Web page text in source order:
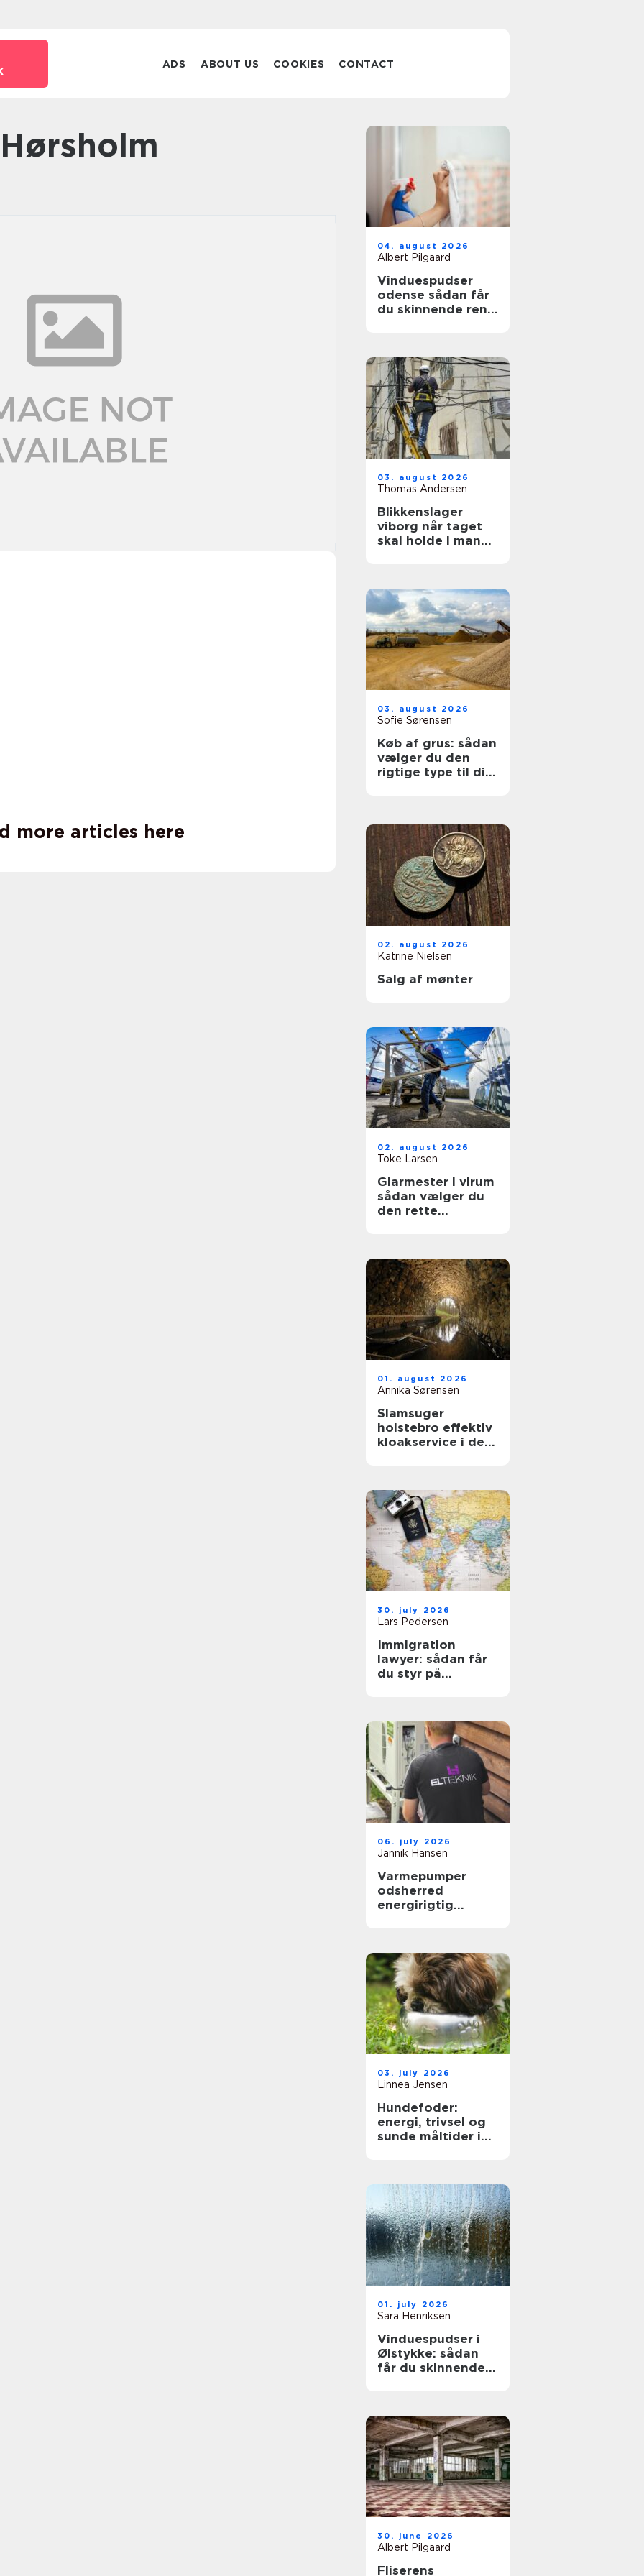
ADS ABOUT US COOKIES CONTACT
Hørsholm
more articles here
04. august 2026
Albert Pilgaard
Vinduespudser
odense sådan får
du skinnende rene
03. august 2026
Thomas Andersen
Blikkenslager
viborg når taget
skal holde i mange
03. august 2026
Sofie Sørensen
Køb af grus: sådan
vælger du den
rigtige type til dit
02. august 2026
Katrine Nielsen
Salg af mønter
02. august 2026
Toke Larsen
Glarmester i virum
sådan vælger du
den rette
01. august 2026
Annika Sørensen
Slamsuger
holstebro effektiv
kloakservice i det
30. july 2026
Lars Pedersen
Immigration
lawyer: sådan får
du styr på
06. july 2026
Jannik Hansen
Varmepumper
odsherred
energirigtig
03. july 2026
Linnea Jensen
Hundefoder:
energi, trivsel og
sunde måltider i
01. july 2026
Sara Henriksen
Vinduespudser i
Ølstykke: sådan
får du skinnende
30. june 2026
Albert Pilgaard
Fliserens